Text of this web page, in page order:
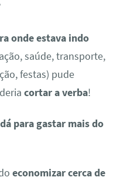
onde estava indo
saúde, transporte,
festas) pude
cortar a verba!
para gastar mais do
economizar cerca de